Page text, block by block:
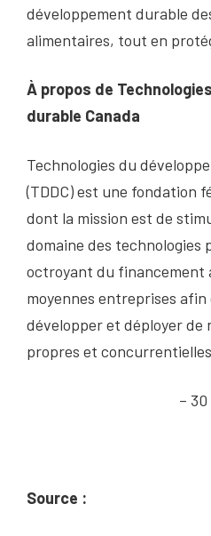
développement durable
alimentaires, tout en
À propos de
durable Canada
Technologies du
(TDDC) est une fondation
dont la mission est de
domaine des technologies
octroyant du financement
moyennes entreprises afin
développer et déployer de
propres et
– 30
Source :